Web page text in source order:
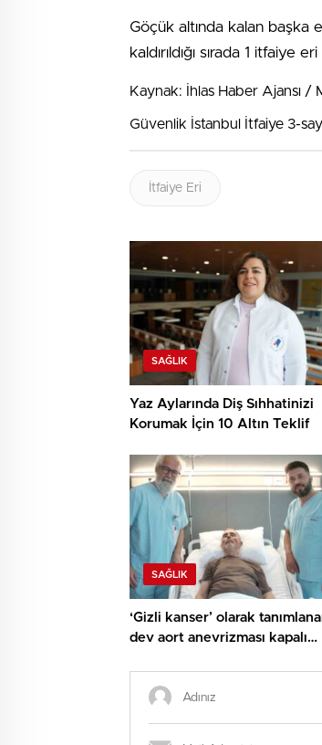
Göçük altında kalan başka
kaldırıldığı sırada 1 itfaiye
Kaynak: İhlas Haber Ajansı /
Güvenlik İstanbul İtfaiye 3-
İtfaiye Eri
SAĞLIK
Yaz Aylarında Diş Sıhhatinizi
Korumak İçin 10 Altın Teklif
SAĞLIK
‘Gizli kanser’ olarak
dev aort anevrizması kapalı